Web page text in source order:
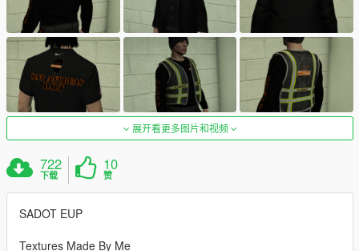
展开看更多图片和视频
722
下载
10
赞
SADOT EUP
Textures Made By Me